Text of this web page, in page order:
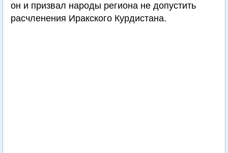
он и призвал народы региона не допустить
расчленения Иракского Курдистана.